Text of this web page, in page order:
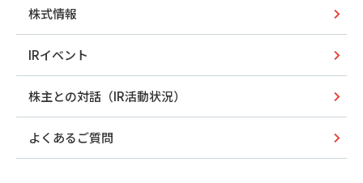
株式情報
IRイベント
株主との対話（IR活動状況）
よくあるご質問